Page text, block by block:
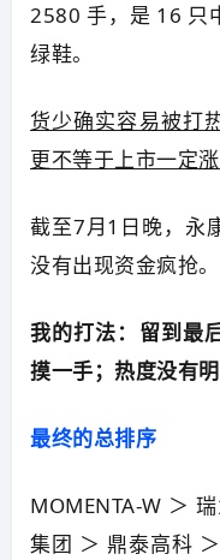
2580 手，是 16 只
绿鞋。
货少确实容易被打
更不等于上市一定涨
截至7月1日晚，永
没有出现资金疯抢。
我的打法：留到最
摸一手；热度没有
最终的总排序
MOMENTA-W ＞
集团 ＞ 鼎泰高科